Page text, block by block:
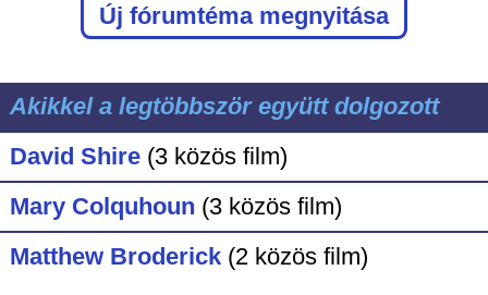
Új fórumtéma megnyitása
Akikkel a legtöbbször együtt dolgozott
David Shire (3 közös film)
Mary Colquhoun (3 közös film)
Matthew Broderick (2 közös film)